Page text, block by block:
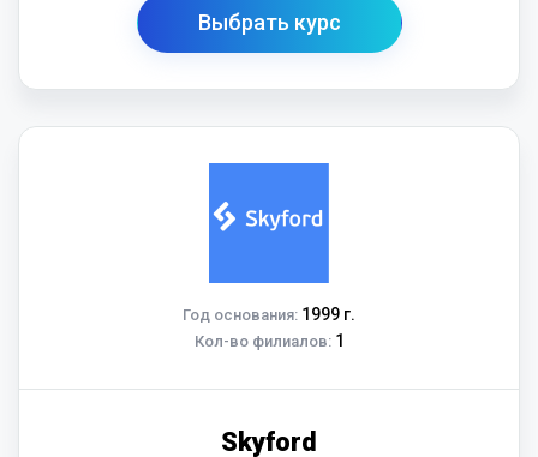
Выбрать курс
Год основания: 1999 г.
Кол-во филиалов:1
Skyford